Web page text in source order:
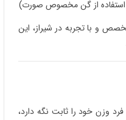
استفاده از گن مخصوص صورت)
و با تجربه در شیراز، این
وزن خود را ثابت نگه دارد،